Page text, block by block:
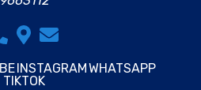
WHATSAPP
INSTAGRAM
TIKTOK